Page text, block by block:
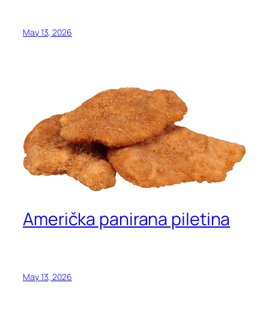
May 13, 2026
Američka panirana piletina
May 13, 2026